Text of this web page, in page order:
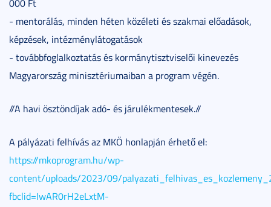
000 Ft
- mentorálás, minden héten közéleti és szakmai előadások,
képzések, intézménylátogatások
- továbbfoglalkoztatás és kormánytisztviselői kinevezés
Magyarország minisztériumaiban a program végén.
//A havi ösztöndíjak adó- és járulékmentesek.//
A pályázati felhívás az MKÖ honlapján érhető el:
https://mkoprogram.hu/wp-
content/uploads/2023/09/
fbclid=IwAR0rH2eLxtM-